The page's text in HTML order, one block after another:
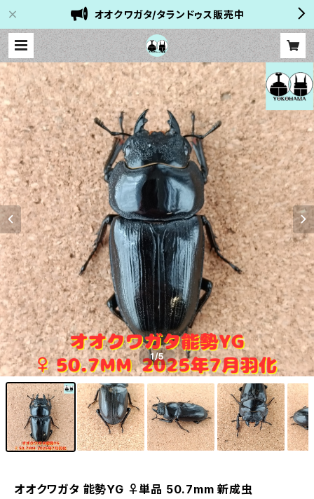
オオクワガタ/タランドゥス販売中
1/5
オオクワガタ 能勢YG ♀単品 50.7mm 新成虫